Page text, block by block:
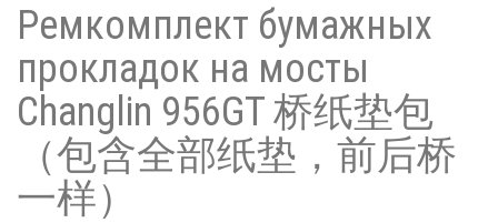
Ремкомплект бумажных
прокладок на мосты
Changlin 956GT 桥纸垫包
（包含全部纸垫，前后桥
一样）